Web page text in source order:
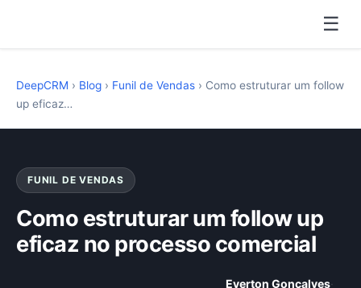
☰
DeepCRM › Blog › Funil de Vendas › Como estruturar um follow
up eficaz…
FUNIL DE VENDAS
Como estruturar um follow up
eficaz no processo comercial
Everton Gonçalves·